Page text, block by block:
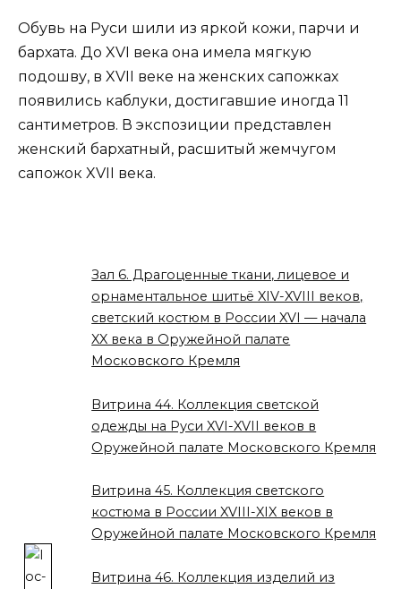
Обувь на Руси шили из яркой кожи, парчи и
бархата. До XVI века она имела мягкую
подошву, в XVII веке на женских сапожках
появились каблуки, достигавшие иногда 11
сантиметров. В экспозиции представлен
женский бархатный, расшитый жемчугом
сапожок XVII века.
Зал 6. Драгоценные ткани, лицевое и
орнаментальное шитьё XIV-XVIII веков,
светский костюм в России XVI — начала
XX века в Оружейной палате
Московского Кремля
Витрина 44. Коллекция светской
одежды на Руси XVI-XVII веков в
Оружейной палате Московского Кремля
Витрина 45. Коллекция светского
костюма в России XVIII-XIX веков в
Оружейной палате Московского Кремля
Витрина 46. Коллекция изделий из